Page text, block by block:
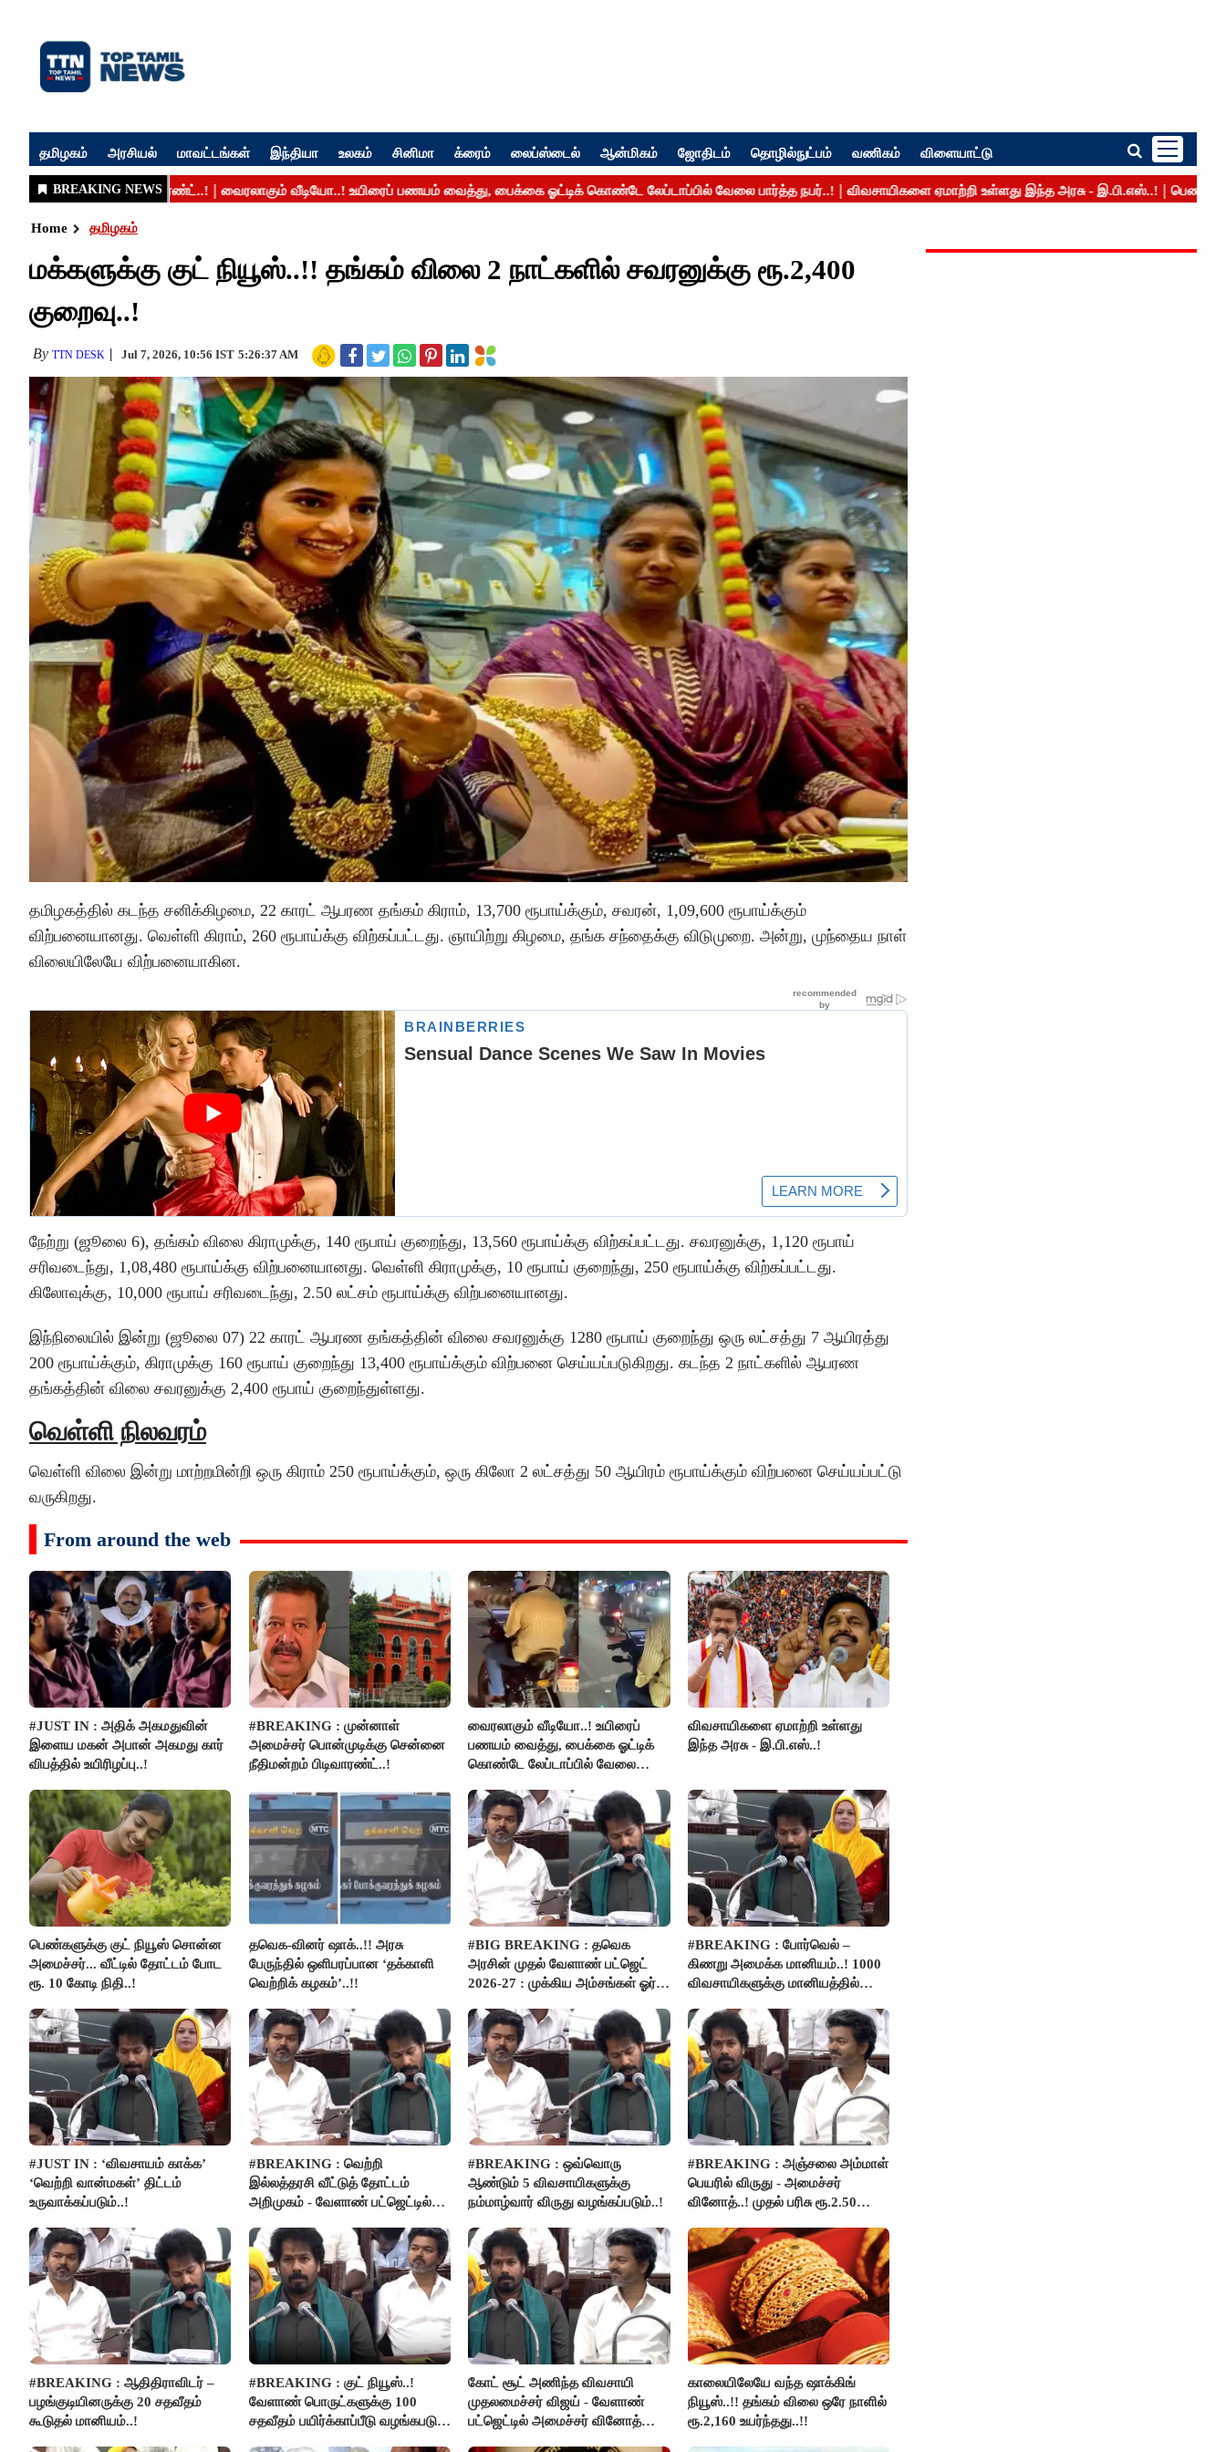
தமிழகம் அரசியல் மாவட்டங்கள் இந்தியா உலகம் சினிமா க்ரைம் லைப்ஸ்டைல் ஆன்மிகம் ஜோதிடம் தொழில்நுட்பம் வணிகம் விளையாட்டு
Home தமிழகம்
மக்களுக்கு குட் நியூஸ்..!! தங்கம் விலை 2 நாட்களில் சவரனுக்கு ரூ.2,400
குறைவு..!
By TTN DESK Jul 7, 2026, 10:56 IST 5:26:37 AM
தமிழகத்தில் கடந்த சனிக்கிழமை, 22 காரட் ஆபரண தங்கம் கிராம், 13,700 ரூபாய்க்கும், சவரன், 1,09,600 ரூபாய்க்கும்
விற்பனையானது. வெள்ளி கிராம், 260 ரூபாய்க்கு விற்கப்பட்டது. ஞாயிற்று கிழமை, தங்க சந்தைக்கு விடுமுறை. அன்று, முந்தைய நாள்
விலையிலேயே விற்பனையாகின.
நேற்று (ஜூலை 6), தங்கம் விலை கிராமுக்கு, 140 ரூபாய் குறைந்து, 13,560 ரூபாய்க்கு விற்கப்பட்டது. சவரனுக்கு, 1,120 ரூபாய்
சரிவடைந்து, 1,08,480 ரூபாய்க்கு விற்பனையானது. வெள்ளி கிராமுக்கு, 10 ரூபாய் குறைந்து, 250 ரூபாய்க்கு விற்கப்பட்டது.
கிலோவுக்கு, 10,000 ரூபாய் சரிவடைந்து, 2.50 லட்சம் ரூபாய்க்கு விற்பனையானது.
இந்நிலையில் இன்று (ஜூலை 07) 22 காரட் ஆபரண தங்கத்தின் விலை சவரனுக்கு 1280 ரூபாய் குறைந்து ஒரு லட்சத்து 7 ஆயிரத்து
200 ரூபாய்க்கும், கிராமுக்கு 160 ரூபாய் குறைந்து 13,400 ரூபாய்க்கும் விற்பனை செய்யப்படுகிறது. கடந்த 2 நாட்களில் ஆபரண
தங்கத்தின் விலை சவரனுக்கு 2,400 ரூபாய் குறைந்துள்ளது.
வெள்ளி நிலவரம்
வெள்ளி விலை இன்று மாற்றமின்றி ஒரு கிராம் 250 ரூபாய்க்கும், ஒரு கிலோ 2 லட்சத்து 50 ஆயிரம் ரூபாய்க்கும் விற்பனை செய்யப்பட்டு
வருகிறது.
From around the web
#JUST IN : அதிக் அகமதுவின்
இளைய மகன் அபான் அகமது கார்
விபத்தில் உயிரிழப்பு..!
#BREAKING : முன்னாள்
அமைச்சர் பொன்முடிக்கு சென்னை
நீதிமன்றம் பிடிவாரண்ட்..!
வைரலாகும் வீடியோ..! உயிரைப்
பணயம் வைத்து, பைக்கை ஓட்டிக்
கொண்டே லேப்டாப்பில் வேலை
விவசாயிகளை ஏமாற்றி உள்ளது
இந்த அரசு - இ.பி.எஸ்..!
பெண்களுக்கு குட் நியூஸ் சொன்ன
அமைச்சர்... வீட்டில் தோட்டம் போட
ரூ. 10 கோடி நிதி..!
தவெக-வினர் ஷாக்..!! அரசு
பேருந்தில் ஒளிபரப்பான ‘தக்காளி
வெற்றிக் கழகம்’..!!
#BIG BREAKING : தவெக
அரசின் முதல் வேளாண் பட்ஜெட்
2026-27 : முக்கிய அம்சங்கள் ஓர்
#BREAKING : போர்வெல் –
கிணறு அமைக்க மானியம்..! 1000
விவசாயிகளுக்கு மானியத்தில்
#JUST IN : ‘விவசாயம் காக்க’
‘வெற்றி வான்மகள்’ திட்டம்
உருவாக்கப்படும்..!
#BREAKING : வெற்றி
இல்லத்தரசி வீட்டுத் தோட்டம்
அறிமுகம் - வேளாண் பட்ஜெட்டில்
#BREAKING : ஒவ்வொரு
ஆண்டும் 5 விவசாயிகளுக்கு
நம்மாழ்வார் விருது வழங்கப்படும்..!
#BREAKING : அஞ்சலை அம்மாள்
பெயரில் விருது - அமைச்சர்
வினோத்..! முதல் பரிசு ரூ.2.50
#BREAKING : ஆதிதிராவிடர் –
பழங்குடியினருக்கு 20 சதவீதம்
கூடுதல் மானியம்..!
#BREAKING : குட் நியூஸ்..!
வேளாண் பொருட்களுக்கு 100
சதவீதம் பயிர்க்காப்பீடு வழங்கபடும்
கோட் சூட் அணிந்த விவசாயி
முதலமைச்சர் விஜய் - வேளாண்
பட்ஜெட்டில் அமைச்சர் வினோத்
காலையிலேயே வந்த ஷாக்கிங்
நியூஸ்..!! தங்கம் விலை ஒரே நாளில்
ரூ.2,160 உயர்ந்தது..!!